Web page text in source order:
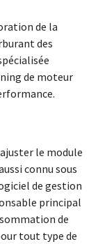
de la
des
de moteur
le module
connu sous
de gestion
principal
de
tout type de